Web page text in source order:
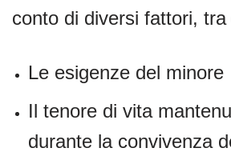
conto di diversi fattori, tra
Le esigenze del minore
Il tenore di vita
durante la convivenza